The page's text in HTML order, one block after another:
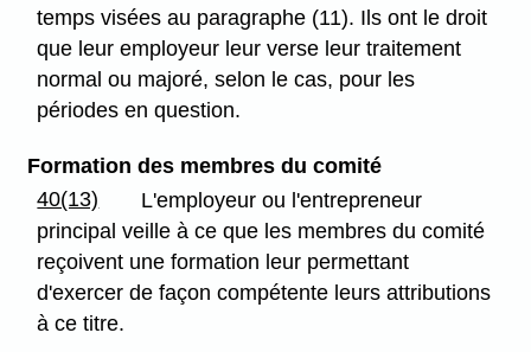
temps visées au paragraphe (11). Ils ont le droit
que leur employeur leur verse leur traitement
normal ou majoré, selon le cas, pour les
périodes en question.
Formation des membres du comité
40(13)
L'employeur ou l'entrepreneur
principal veille à ce que les membres du comité
reçoivent une formation leur permettant
d'exercer de façon compétente leurs attributions
à ce titre.